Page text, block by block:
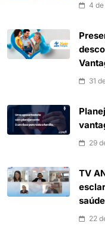
4
31
29
TV
22